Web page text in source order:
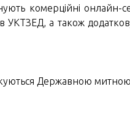
комерційні онлайн-
УКТЗЕД, а також
Державною